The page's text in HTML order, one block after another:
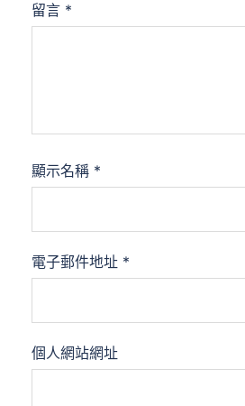
留言 *
顯示名稱 *
電子郵件地址 *
個人網站網址